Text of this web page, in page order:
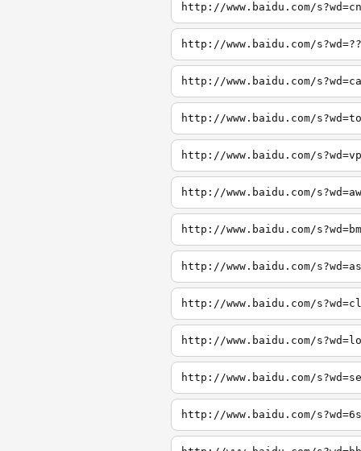
http://www.baidu.com/
http://www.baidu.com/
http://www.baidu.com/
http://www.baidu.com/
http://www.baidu.com/
http://www.baidu.com/
http://www.baidu.com/
http://www.baidu.com/
http://www.baidu.com/
http://www.baidu.com/
http://www.baidu.com/
http://www.baidu.com/